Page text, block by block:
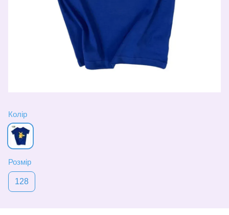
Колір
Розмір
128